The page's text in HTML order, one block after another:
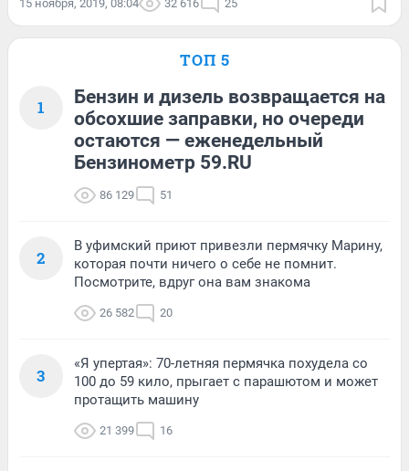
15 ноября, 2019, 08:04 32 616 25
ТОП 5
1
Бензин и дизель возвращается на
обсохшие заправки, но очереди
остаются — еженедельный
Бензинометр 59.RU
86 129 51
2
В уфимский приют привезли пермячку Марину,
которая почти ничего о себе не помнит.
Посмотрите, вдруг она вам знакома
26 582 20
3
«Я упертая»: 70-летняя пермячка похудела со
100 до 59 кило, прыгает с парашютом и может
протащить машину
21 399 16